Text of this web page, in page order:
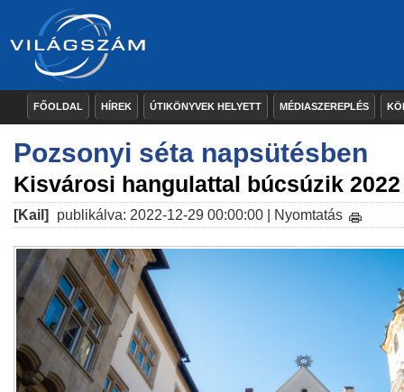
FŐOLDAL HÍREK ÚTIKÖNYVEK HELYETT MÉDIASZEREPLÉS
Pozsonyi séta napsütésben
Kisvárosi hangulattal búcsúzik 2022
[Kail] publikálva: 2022-12-29 00:00:00 | Nyomtatás